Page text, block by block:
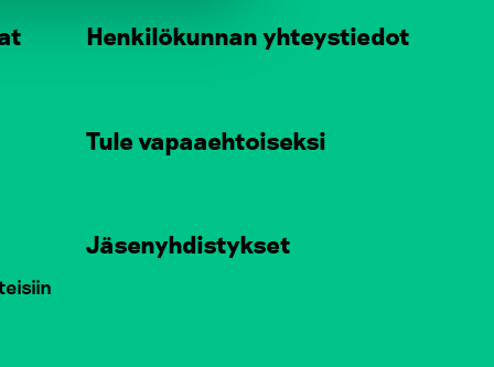
Henkilökunnan yhteystiedot
Tule vapaaehtoiseksi
Jäsenyhdistykset